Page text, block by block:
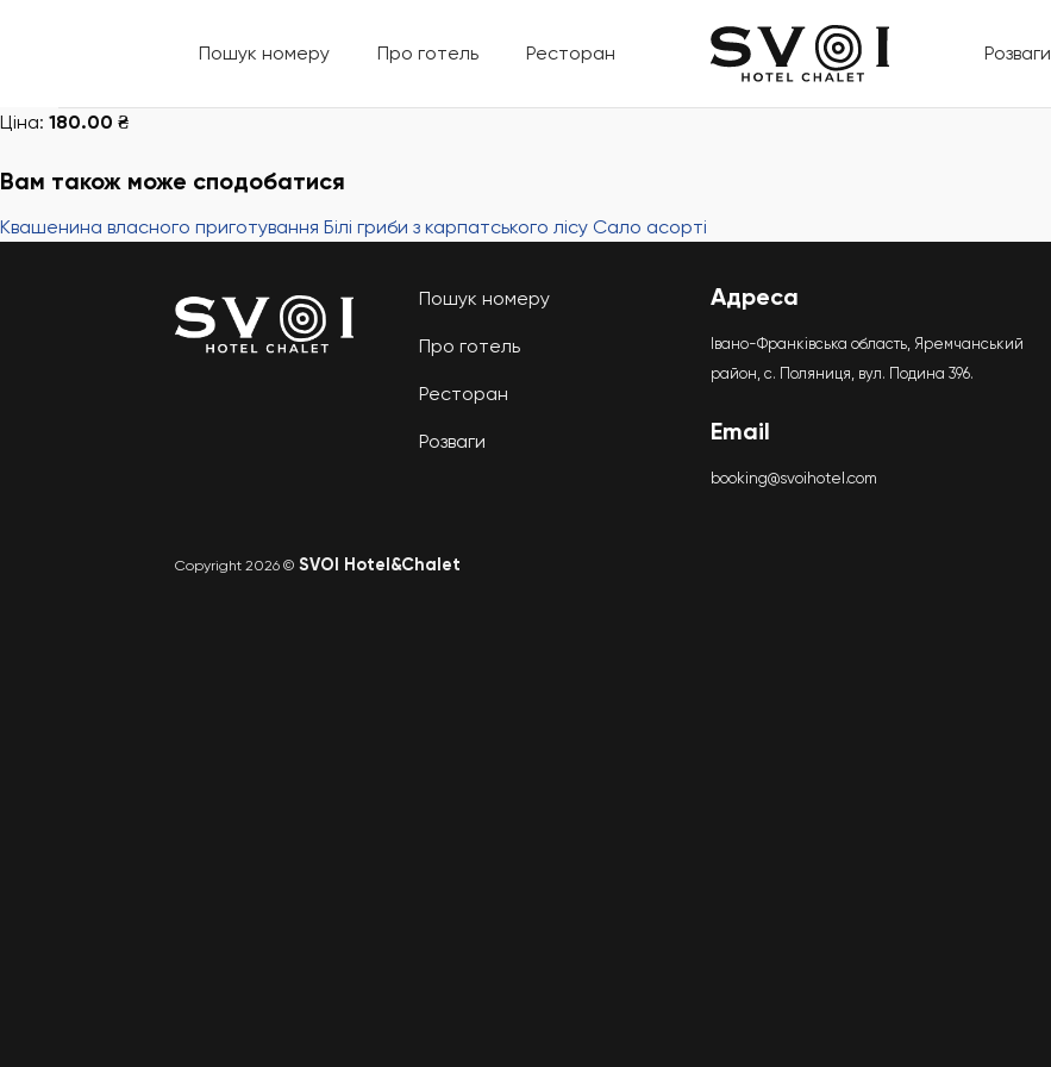
Пошук номеру Про готель Ресторан Розваги
Ціна: 180.00 ₴
Вам також може сподобатися
Квашенина власного приготування Білі гриби з карпатського лісу Сало асорті
Пошук номеру
Про готель
Ресторан
Розваги
Адреса
Івано-Франківська область, Яремчанський
район, с. Поляниця, вул. Подина 396.
Email
booking@svoihotel.com
Copyright 2026 © SVOI Hotel&Chalet